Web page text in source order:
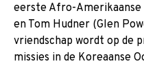
eerste Afro-
en Tom Hudner (Glen
vriendschap wordt op de
missies in de Koreaanse